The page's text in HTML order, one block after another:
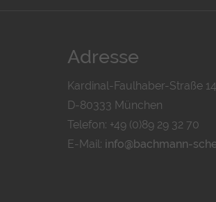
Adresse
Kardinal-Faulhaber-Straße
D-80333 München
Telefon: +49 (0)89 29 32 70
E-Mail: info@bachmann-